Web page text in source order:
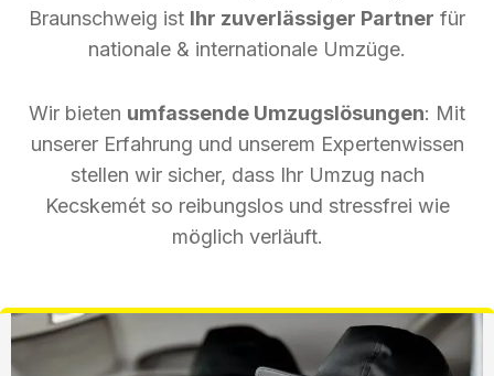
Braunschweig ist Ihr zuverlässiger Partner für
nationale & internationale Umzüge.
Wir bieten umfassende Umzugslösungen: Mit
unserer Erfahrung und unserem Expertenwissen
stellen wir sicher, dass Ihr Umzug nach
Kecskemét so reibungslos und stressfrei wie
möglich verläuft.